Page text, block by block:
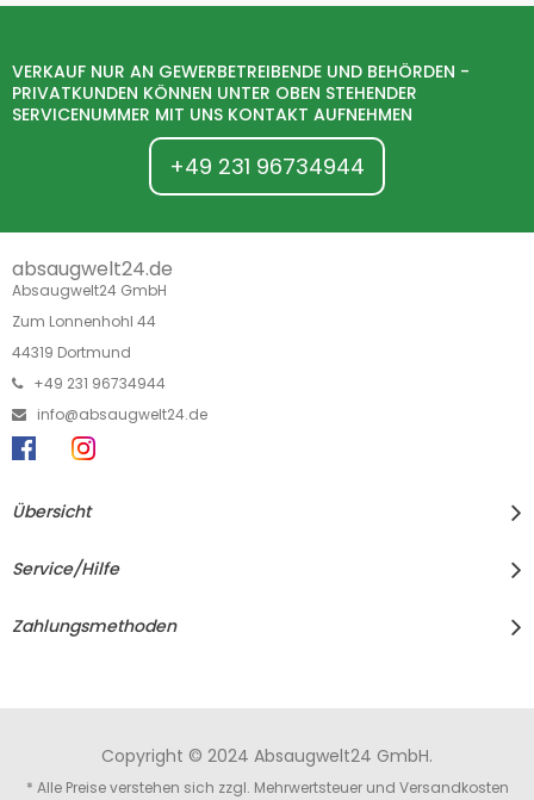
VERKAUF NUR AN GEWERBETREIBENDE UND BEHÖRDEN -
PRIVATKUNDEN KÖNNEN UNTER OBEN STEHENDER
SERVICENUMMER MIT UNS KONTAKT AUFNEHMEN
+49 231 96734944
absaugwelt24.de
Absaugwelt24 GmbH
Zum Lonnenhohl 44
44319 Dortmund
+49 231 96734944
info@absaugwelt24.de
Übersicht
Service/Hilfe
Zahlungsmethoden
Copyright © 2024 Absaugwelt24 GmbH.
* Alle Preise verstehen sich zzgl. Mehrwertsteuer und Versandkosten